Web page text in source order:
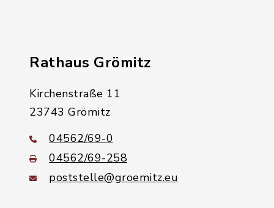
Rathaus Grömitz
Kirchenstraße 11
23743 Grömitz
04562/69-0
04562/69-258
poststelle@groemitz.eu